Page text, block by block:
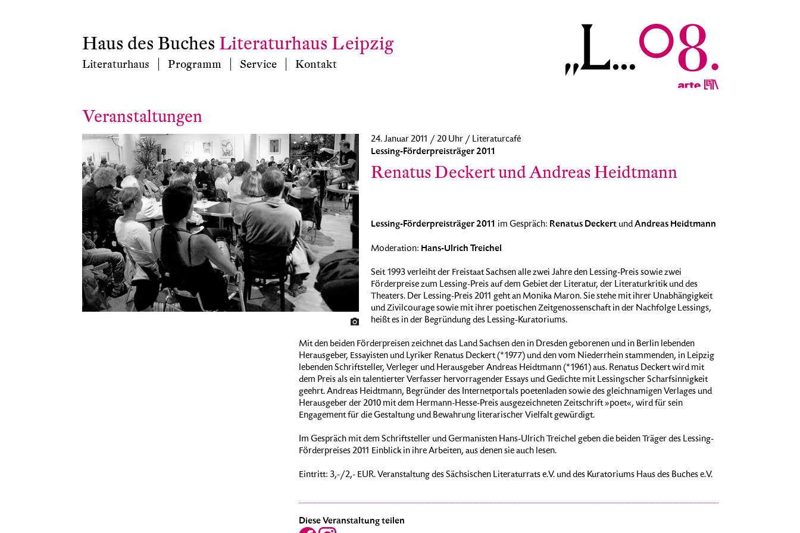
Haus des Buches Literaturhaus Leipzig
Literaturhaus Programm Service Kontakt
Veranstaltungen
24. Januar 2011 / 20 Uhr / Literaturcafé
Lessing-Förderpreisträger 2011
Renatus Deckert und Andreas Heidtmann
Lessing-Förderpreisträger 2011 im Gespräch: Renatus DeckertundAndreas Heidtmann
Moderation: Hans-Ulrich Treichel
Seit 1993 verleiht der Freistaat Sachsen alle zwei Jahre den Lessing-Preis sowie zwei
Förderpreise zum Lessing-Preis auf dem Gebiet der Literatur, der Literaturkritik und des
Theaters. Der Lessing-Preis 2011 geht an Monika Maron. Sie stehe mit ihrer Unabhängigkeit
und Zivilcourage sowie mit ihrer poetischen Zeitgenossenschaft in der Nachfolge Lessings,
heißt es in der Begründung des Lessing-Kuratoriums.
Mit den beiden Förderpreisen zeichnet das Land Sachsen den in Dresden geborenen und in Berlin lebenden
Herausgeber, Essayisten und Lyriker Renatus Deckert (*1977) und den vom Niederrhein stammenden, in Leipzig
lebenden Schriftsteller, Verleger und Herausgeber Andreas Heidtmann (*1961) aus. Renatus Deckert wird mit
dem Preis als ein talentierter Verfasser hervorragender Essays und Gedichte mit Lessingscher Scharfsinnigkeit
geehrt. Andreas Heidtmann, Begründer des Internetportals poetenladen sowie des gleichnamigen Verlages und
Herausgeber der 2010 mit dem Hermann-Hesse-Preis ausgezeichneten Zeitschrift »poet«, wird für sein
Engagement für die Gestaltung und Bewahrung literarischer Vielfalt gewürdigt.
Im Gespräch mit dem Schriftsteller und Germanisten Hans-Ulrich Treichel geben die beiden Träger des Lessing-
Förderpreises 2011 Einblick in ihre Arbeiten, aus denen sie auch lesen.
Eintritt: 3,-/2,- EUR. Veranstaltung des Sächsischen Literaturrats e.V. und des Kuratoriums Haus des Buches e.V.
Diese Veranstaltung teilen